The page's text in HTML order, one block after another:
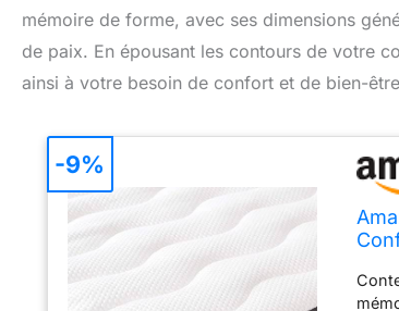
mémoire de forme, avec ses dimensions
de paix. En épousant les contours de votre
ainsi à votre besoin de confort et de bien-
-9%